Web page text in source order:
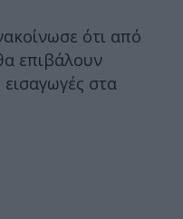
ότι από
επιβάλουν
στα